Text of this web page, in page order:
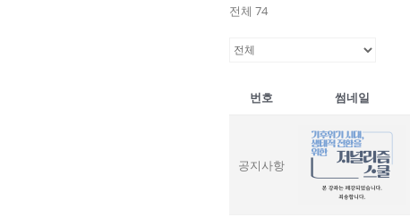
전체 74
번호 썸네일
공지사항